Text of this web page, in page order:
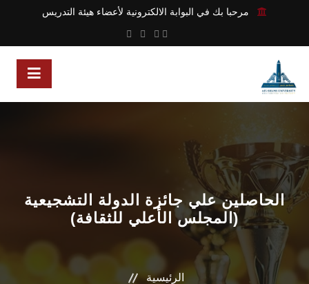
مرحبا بك في البوابة الالكترونية لأعضاء هيئة التدريس
الحاصلين علي جائزة الدولة التشجيعية
(المجلس الأعلي للثقافة)
الرئيسية